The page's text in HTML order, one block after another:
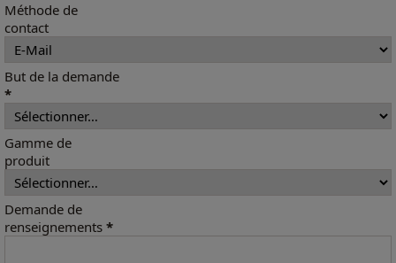
Méthode de
contact
But de la demande
*
Gamme de
produit
Demande de
renseignements *